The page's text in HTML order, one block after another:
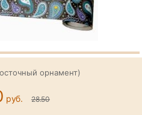
орнамент)
руб. 28.50